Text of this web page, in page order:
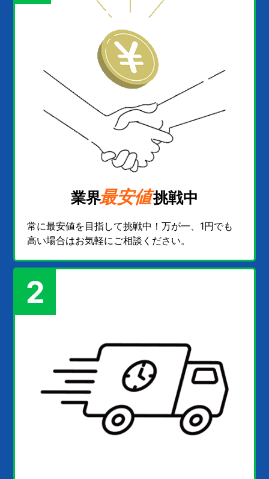
業界最安値挑戦中
常に最安値を目指して挑戦中！万が一、1円でも
高い場合はお気軽にご相談ください。
2